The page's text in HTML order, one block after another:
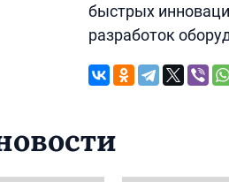
быстрых
разработок